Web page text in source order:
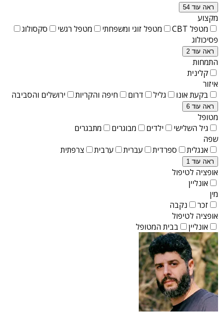
ראה עוד 54
מקצוע
מטפל CBT
מטפל זוגי ומשפחתי מטפל רגשי
סקסולוג
פסיכולוג
ראה עוד 2
התמחות
קלינית
איזור
בקעת אונו
גליל דרום חיפה והקריות ירושלים והסביבה
ראה עוד 6
מטופל
גיל השלישי
ילדים מבוגרים
מתבגרים
שפה
אנגלית
ספרדית עברית ערבית צרפתית
ראה עוד 1
אופציה לטיפול
אונליין
מין
זכר
נקבה
אופציה לטיפול
אונליין
בבית המטופל